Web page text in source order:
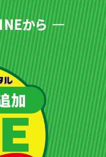
から